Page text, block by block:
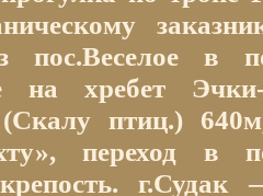
пос.Веселое в
на хребет
птиц.)
переход в
крепость.